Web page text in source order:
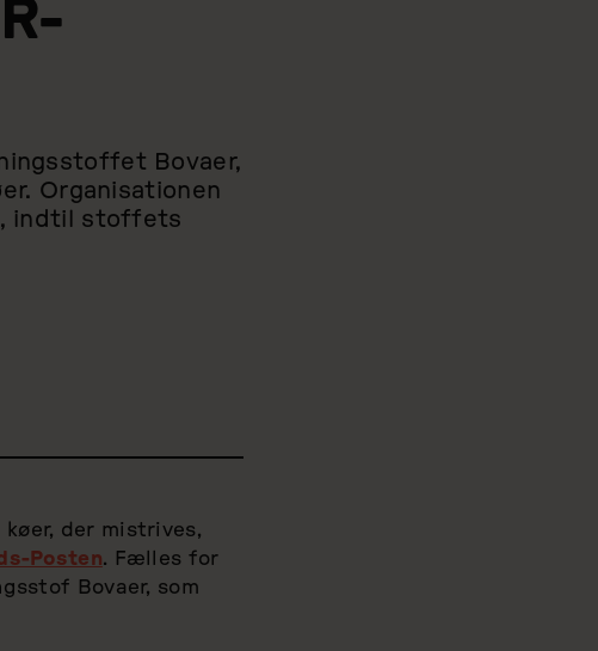
Bovaer,
Organisationen
indtil stoffets
der mistrives,
Posten. Fælles for
Bovaer, som